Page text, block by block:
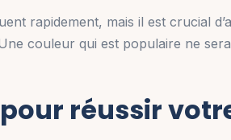
rapidement, mais il est crucial
couleur qui est populaire ne
réussir